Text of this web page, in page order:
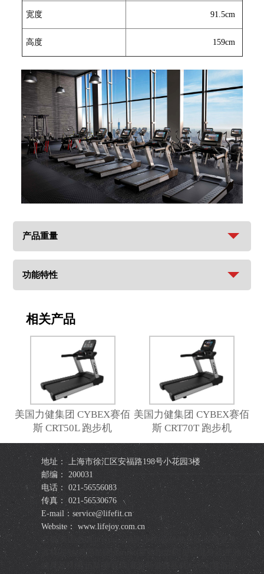
宽度 91.5cm
高度 159cm
产品重量
功能特性
相关产品
美国力健集团 CYBEX赛佰
斯 CRT50L 跑步机
美国力健集团 CYBEX赛佰
斯 CRT70T 跑步机
地址： 上海市徐汇区安福路198号小花园3楼
邮编： 200031
电话： 021-56556083
传真： 021-56530676
E-mail：service@lifefit.cn
Website： www.lifejoy.com.cn
必确|美国必确|precor|必确跑步机|必确健身器|必确健身
器材|星驰|美国星驰|startrac|星驰跑步机|星驰健身器|星驰
健身器材|赛佰斯|赛百斯|赛百斯健身器材|Cybex|赛佰斯